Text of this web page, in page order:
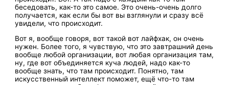
беседовать, как-то это самое. Это очень-очень долго
получается, как если бы вот вы взглянули и сразу всё
увидели, что происходит.
Вот я, вообще говоря, вот такой вот лайфхак, он очень
нужен. Более того, я чувствую, что это завтрашний день
вообще любой организации, вот любая организация там,
ну, где вот объединяется куча людей, надо как-то
вообще знать, что там происходит. Понятно, там
искусственный интеллект поможет, ещё что-то там